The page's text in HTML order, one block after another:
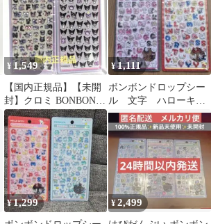
¥1,549
【国内正規品】【未開
封】クロミ BONBON
DROP シール 文字
mini
¥1,111
ボンボンドロップシー
ル 文字 ハローキテ
ィ スタンダード ク
ール 2点セット
¥1,299 ¥2,499